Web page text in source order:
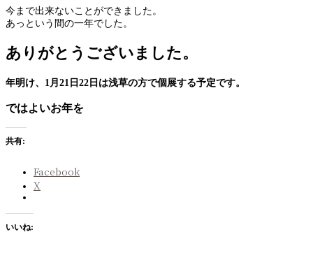
今まで出来ないことができました。
あっという間の一年でした。
ありがとうございました。
年明け、1月21日22日は浅草の方で個展する予定です。
ではよいお年を
共有:
Facebook
X
いいね: